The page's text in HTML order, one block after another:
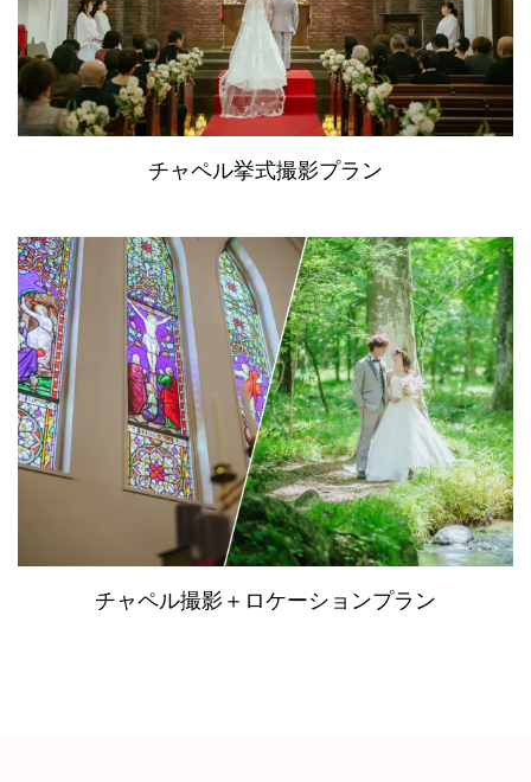
チャペル挙式撮影プラン
チャペル撮影＋ロケーションプラン